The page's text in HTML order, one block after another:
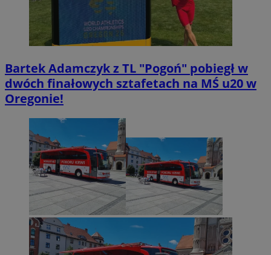
Bartek Adamczyk z TL "Pogoń" pobiegł w
dwóch finałowych sztafetach na MŚ u20 w
Oregonie!